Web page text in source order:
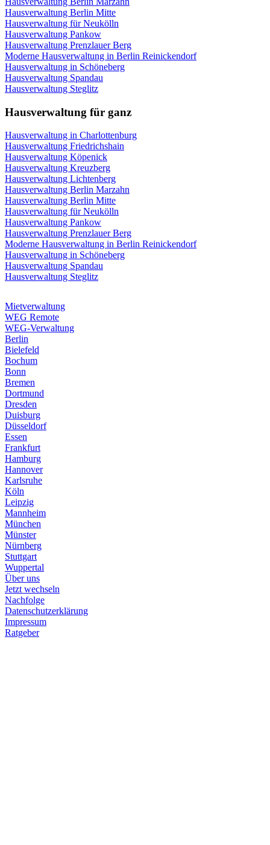
Hausverwaltung Berlin Mitte
Hausverwaltung für Neukölln
Hausverwaltung Pankow
Hausverwaltung Prenzlauer Berg
Moderne Hausverwaltung in Berlin Reinickendorf
Hausverwaltung in Schöneberg
Hausverwaltung Spandau
Hausverwaltung Steglitz
Hausverwaltung für ganz
Hausverwaltung in Charlottenburg
Hausverwaltung Friedrichshain
Hausverwaltung Köpenick
Hausverwaltung Kreuzberg
Hausverwaltung Lichtenberg
Hausverwaltung Berlin Marzahn
Hausverwaltung Berlin Mitte
Hausverwaltung für Neukölln
Hausverwaltung Pankow
Hausverwaltung Prenzlauer Berg
Moderne Hausverwaltung in Berlin Reinickendorf
Hausverwaltung in Schöneberg
Hausverwaltung Spandau
Hausverwaltung Steglitz
Mietverwaltung
WEG Remote
WEG-Verwaltung
Berlin
Bielefeld
Bochum
Bonn
Bremen
Dortmund
Dresden
Duisburg
Düsseldorf
Essen
Frankfurt
Hamburg
Hannover
Karlsruhe
Köln
Leipzig
Mannheim
München
Münster
Nürnberg
Stuttgart
Wuppertal
Über uns
Jetzt wechseln
Nachfolge
Datenschutzerklärung
Impressum
Ratgeber